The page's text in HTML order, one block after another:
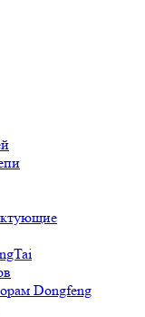
Dongfeng